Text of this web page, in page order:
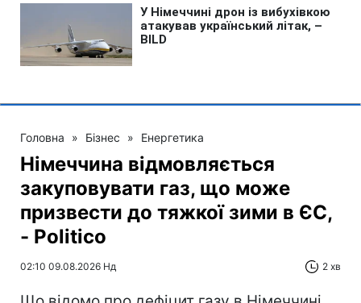
Головна » Бізнес » Енергетика
Німеччина відмовляється
закуповувати газ, що може
призвести до тяжкої зими в ЄС,
- Politico
02:10 09.08.2026 Нд 2 хв